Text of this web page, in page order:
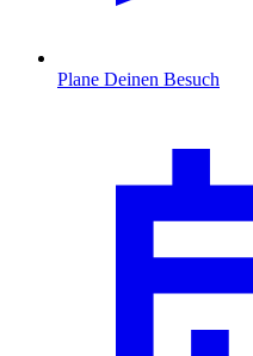
Plane Deinen Besuch